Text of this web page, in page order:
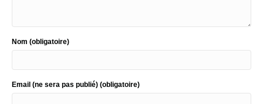
Nom (obligatoire)
Email (ne sera pas publié) (obligatoire)